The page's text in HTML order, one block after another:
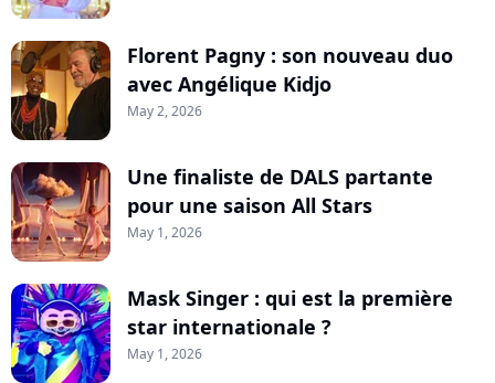
Florent Pagny : son nouveau duo
avec Angélique Kidjo
May 2, 2026
Une finaliste de DALS partante
pour une saison All Stars
May 1, 2026
Mask Singer : qui est la première
star internationale ?
May 1, 2026